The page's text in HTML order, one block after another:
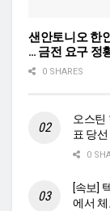
샌안토니오 한
… 금전 요구 정
0 SHARES
오스틴
표 당선
0
[속보]
에서